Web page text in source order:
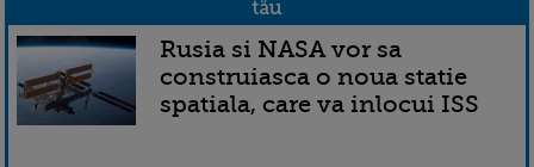
Rusia si NASA vor sa
construiasca o noua statie
spatiala, care va inlocui ISS